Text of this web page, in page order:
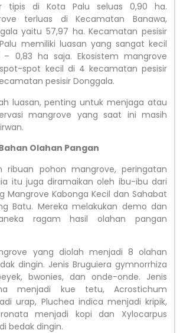
tipis di Kota Palu seluas 0,90 ha.
terluas di Kecamatan Banawa,
yaitu 57,97 ha. Kecamatan pesisir
memiliki luasan yang sangat kecil
0,83 ha saja. Ekosistem mangrove
spot kecil di 4 kecamatan pesisir
pesisir Donggala.
luasan, penting untuk menjaga atau
mangrove yang saat ini masih
Olahan Pangan
ribuan pohon mangrove, peringatan
itu juga diramaikan oleh ibu-ibu dari
Mangrove Kabonga Kecil dan Sahabat
Batu. Mereka melakukan demo dan
ragam hasil olahan pangan
yang diolah menjadi 8 olahan
dingin. Jenis Bruguiera gymnorrhiza
bwonies, dan onde-onde. Jenis
menjadi kue tetu, Acrostichum
urap, Pluchea indica menjadi kripik,
menjadi kopi dan Xylocarpus
bedak dingin.